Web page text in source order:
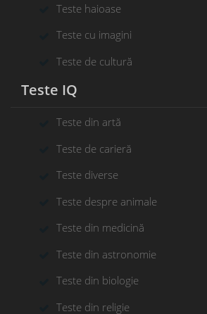
Teste haioase
Teste cu imagini
Teste de cultură
Teste IQ
Teste din artă
Teste de carieră
Teste diverse
Teste despre animale
Teste din medicină
Teste din astronomie
Teste din biologie
Teste din religie